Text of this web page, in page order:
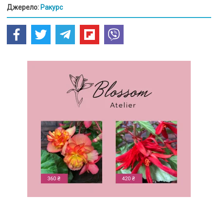
Джерело: Ракурс